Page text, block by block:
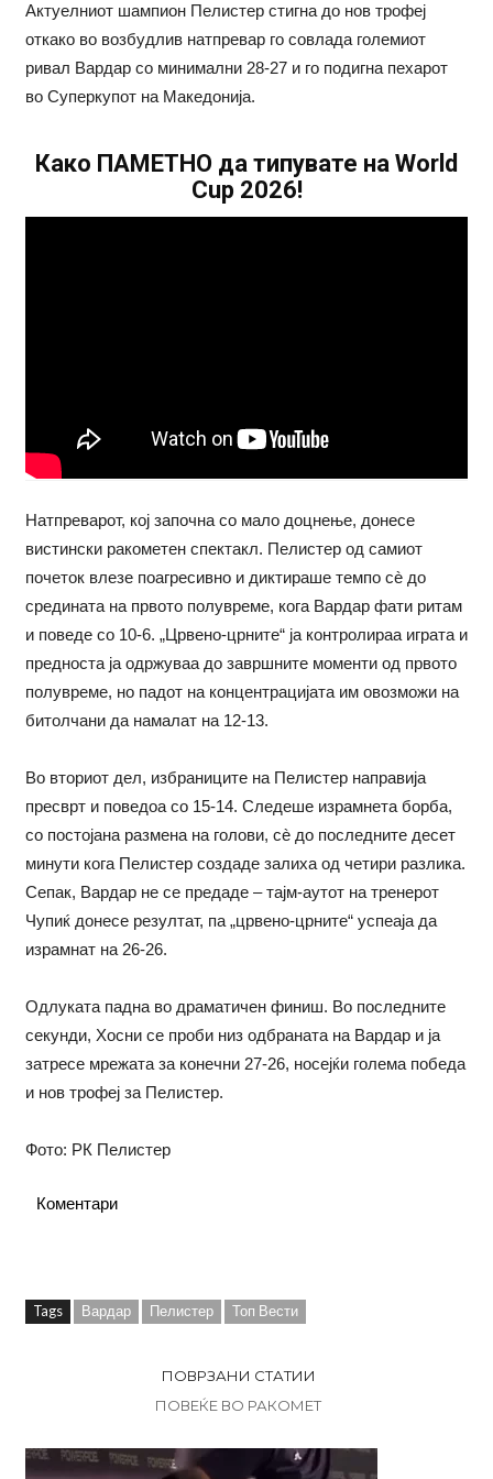
Актуелниот шампион Пелистер стигна до нов трофеј
откако во возбудлив натпревар го совлада големиот
ривал Вардар со минимални 28-27 и го подигна пехарот
во Суперкупот на Македонија.
Како ПАМЕТНО да типувате на World
Cup 2026!
Натпреварот, кој започна со мало доцнење, донесе
вистински ракометен спектакл. Пелистер од самиот
почеток влезе поагресивно и диктираше темпо сè до
средината на првото полувреме, кога Вардар фати ритам
и поведе со 10-6. „Црвено-црните“ ја контролираа играта и
предноста ја одржуваа до завршните моменти од првото
полувреме, но падот на концентрацијата им овозможи на
битолчани да намалат на 12-13.
Во вториот дел, избраниците на Пелистер направија
пресврт и поведоа со 15-14. Следеше израмнета борба,
со постојана размена на голови, сè до последните десет
минути кога Пелистер создаде залиха од четири разлика.
Сепак, Вардар не се предаде – тајм-аутот на тренерот
Чупиќ донесе резултат, па „црвено-црните“ успеаја да
израмнат на 26-26.
Одлуката падна во драматичен финиш. Во последните
секунди, Хосни се проби низ одбраната на Вардар и ја
затресе мрежата за конечни 27-26, носејќи голема победа
и нов трофеј за Пелистер.
Фото: РК Пелистер
Коментари
Tags Вардар Пелистер Топ Вести
ПОВРЗАНИ СТАТИИ
ПОВЕЌЕ ВО РАКОМЕТ